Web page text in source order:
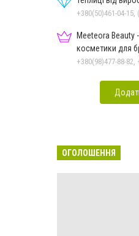
+380(50)461-04-15,
Meeteora Beauty
косметики для
ламімейкерів
ОГОЛОШЕННЯ